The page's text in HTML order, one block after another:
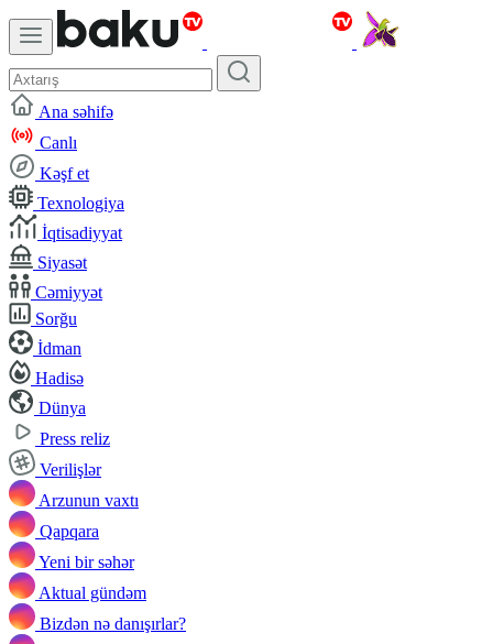
Ana səhifə
Canlı
Kəşf et
Texnologiya
İqtisadiyyat
Siyasət
Cəmiyyət
Sorğu
İdman
Hadisə
Dünya
Press reliz
Verilişlər
Arzunun vaxtı
Qapqara
Yeni bir səhər
Aktual gündəm
Bizdən nə danışırlar?